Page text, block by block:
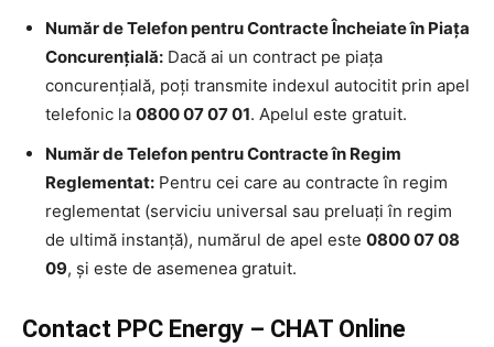
Număr de Telefon pentru Contracte Încheiate în Piața
Concurențială: Dacă ai un contract pe piața
concurențială, poți transmite indexul autocitit prin apel
telefonic la 0800 07 07 01. Apelul este gratuit.
Număr de Telefon pentru Contracte în Regim
Reglementat: Pentru cei care au contracte în regim
reglementat (serviciu universal sau preluați în regim
de ultimă instanță), numărul de apel este 0800 07 08
09, și este de asemenea gratuit.
Contact PPC Energy – CHAT Online